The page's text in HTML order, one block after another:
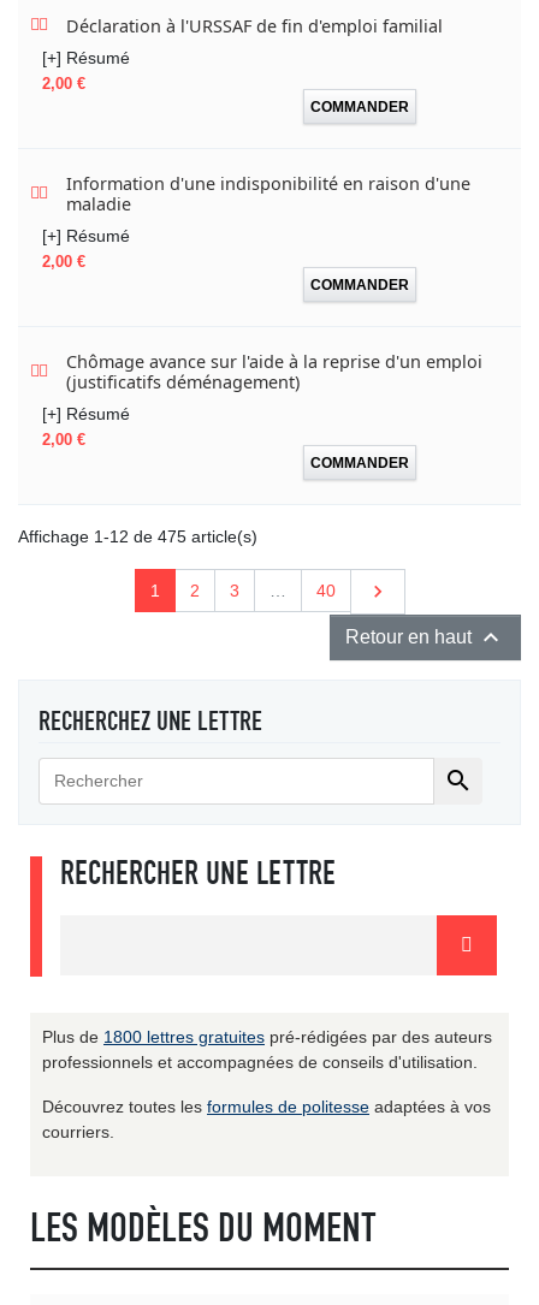
Déclaration à l'URSSAF de fin d'emploi familial
[+] Résumé
Prix
2,00 €
COMMANDER
Information d'une indisponibilité en raison d'une
maladie
[+] Résumé
Prix
2,00 €
COMMANDER
Chômage avance sur l'aide à la reprise d'un emploi
(justificatifs déménagement)
[+] Résumé
Prix
2,00 €
COMMANDER
Affichage 1-12 de 475 article(s)
1 2 3 40 Suivant

Retour en haut 
RECHERCHEZ UNE LETTRE

RECHERCHER UNE LETTRE
Plus de 1800 lettres gratuites pré-rédigées par des auteurs
professionnels et accompagnées de conseils d'utilisation.
Découvrez toutes les formules de politesse adaptées à vos
courriers.
LES MODÈLES DU MOMENT